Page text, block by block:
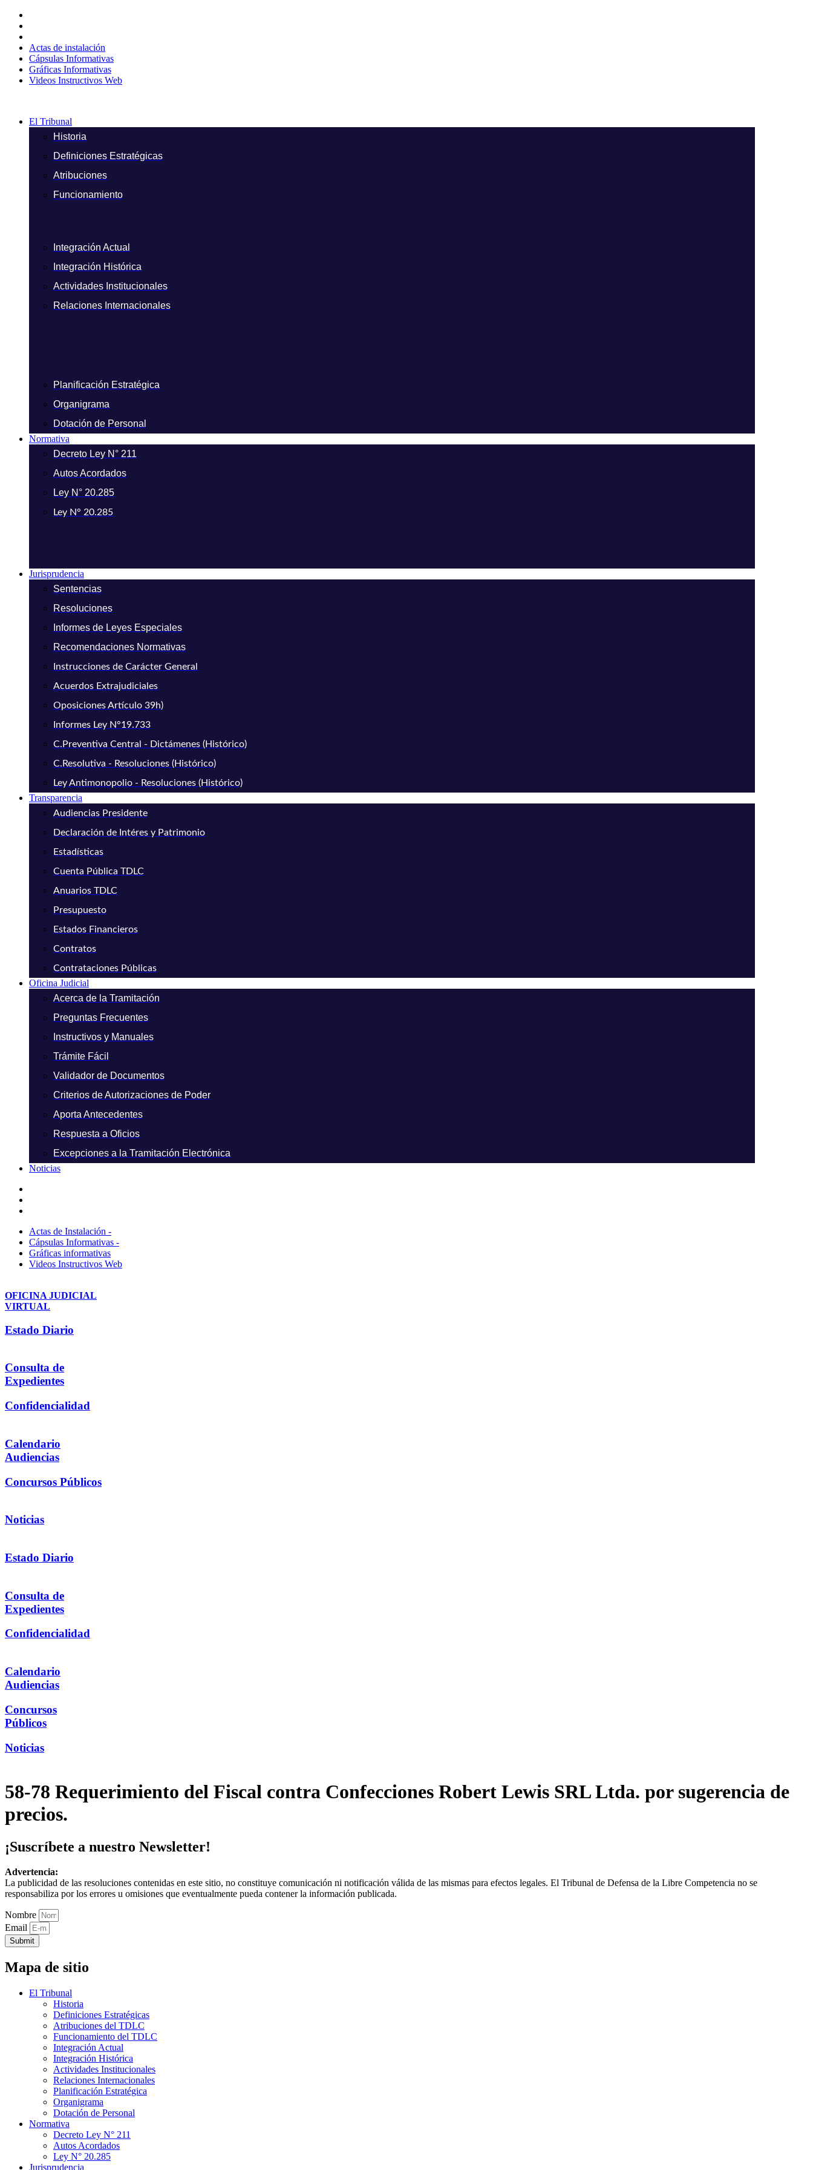
contenido
Actas de instalación
Cápsulas Informativas
Gráficas Informativas
Videos Instructivos Web
El Tribunal
Historia
Definiciones Estratégicas
Atribuciones
Funcionamiento
Integración Actual
Integración Histórica
Actividades Institucionales
Relaciones Internacionales
Planificación Estratégica
Organigrama
Dotación de Personal
Normativa
Decreto Ley N° 211
Autos Acordados
Ley N° 20.285
Ley N° 20.285
Jurisprudencia
Sentencias
Resoluciones
Informes de Leyes Especiales
Recomendaciones Normativas
Instrucciones de Carácter General
Acuerdos Extrajudiciales
Oposiciones Artículo 39h)
Informes Ley N°19.733
C.Preventiva Central - Dictámenes (Histórico)
C.Resolutiva - Resoluciones (Histórico)
Ley Antimonopolio - Resoluciones (Histórico)
Transparencia
Audiencias Presidente
Declaración de Intéres y Patrimonio
Estadísticas
Cuenta Pública TDLC
Anuarios TDLC
Presupuesto
Estados Financieros
Contratos
Contrataciones Públicas
Oficina Judicial
Acerca de la Tramitación
Preguntas Frecuentes
Instructivos y Manuales
Trámite Fácil
Validador de Documentos
Criterios de Autorizaciones de Poder
Aporta Antecedentes
Respuesta a Oficios
Excepciones a la Tramitación Electrónica
Noticias
Actas de Instalación -
Cápsulas Informativas -
Gráficas informativas
Videos Instructivos Web
OFICINA JUDICIAL
VIRTUAL
Estado Diario
Consulta de
Expedientes
Confidencialidad
Calendario
Audiencias
Concursos Públicos
Noticias
Estado Diario
Consulta de
Expedientes
Confidencialidad
Calendario
Audiencias
Concursos
Públicos
Noticias
58-78 Requerimiento del Fiscal contra Confecciones Robert Lewis SRL Ltda. por sugerencia de
precios.
¡Suscríbete a nuestro Newsletter!
Advertencia:
La publicidad de las resoluciones contenidas en este sitio, no constituye comunicación ni notificación válida de las mismas para efectos legales. El Tribunal de Defensa de la Libre Competencia no se
responsabiliza por los errores u omisiones que eventualmente pueda contener la información publicada.
Nombre
Email
Submit
Mapa de sitio
El Tribunal
Historia
Definiciones Estratégicas
Atribuciones del TDLC
Funcionamiento del TDLC
Integración Actual
Integración Histórica
Actividades Institucionales
Relaciones Internacionales
Planificación Estratégica
Organigrama
Dotación de Personal
Normativa
Decreto Ley N° 211
Autos Acordados
Ley N° 20.285
Jurisprudencia